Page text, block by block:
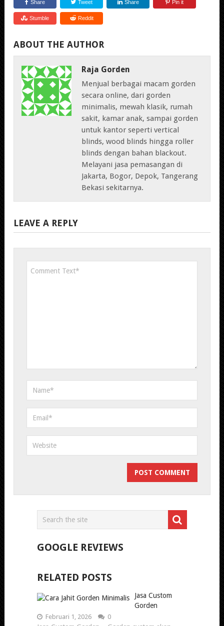
Share Tweet Share Pin it
Stumble Reddit
ABOUT THE AUTHOR
Raja Gorden
Menjual berbagai macam gorden
secara online, dari gorden
minimalis, mewah klasik, rumah
sakit, kamar anak, sampai gorden
untuk kantor seperti vertical
blinds, wood blinds hingga roller
blinds dengan bahan blackout.
Melayani jasa pemasangan di
Jakarta, Bogor, Depok, Tangerang
Bekasi sekitarnya.
LEAVE A REPLY
GOOGLE REVIEWS
RELATED POSTS
Jasa Custom
Gorden
Februari 1, 2026 0